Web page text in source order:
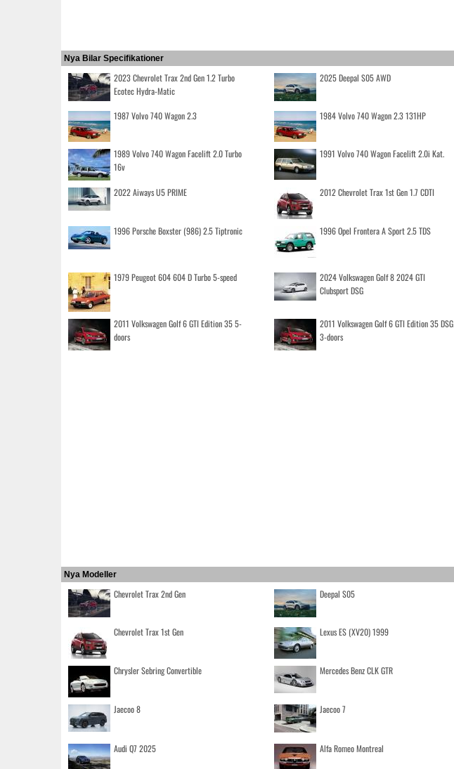
Nya Bilar Specifikationer
2023 Chevrolet Trax 2nd Gen 1.2 Turbo
Ecotec Hydra-Matic
2025 Deepal S05 AWD
1987 Volvo 740 Wagon 2.3 1984 Volvo 740 Wagon 2.3 131HP
1989 Volvo 740 Wagon Facelift 2.0 Turbo
16v
1991 Volvo 740 Wagon Facelift 2.0i Kat.
2022 Aiways U5 PRIME 2012 Chevrolet Trax 1st Gen 1.7 CDTI
1996 Porsche Boxster (986) 2.5 Tiptronic 1996 Opel Frontera A Sport 2.5 TDS
1979 Peugeot 604 604 D Turbo 5-speed
2024 Volkswagen Golf 8 2024 GTI
Clubsport DSG
2011 Volkswagen Golf 6 GTI Edition 35 5-
doors
2011 Volkswagen Golf 6 GTI Edition 35 DSG
3-doors
Nya Modeller
Chevrolet Trax 2nd Gen Deepal S05
Chevrolet Trax 1st Gen Lexus ES (XV20) 1999
Chrysler Sebring Convertible Mercedes Benz CLK GTR
Jaecoo 8 Jaecoo 7
Audi Q7 2025 Alfa Romeo Montreal